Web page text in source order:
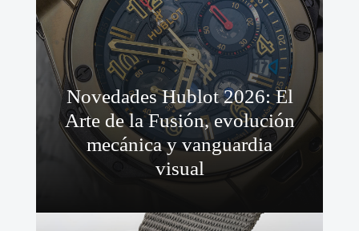
Novedades Hublot 2026: El
Arte de la Fusión, evolución
mecánica y vanguardia
visual